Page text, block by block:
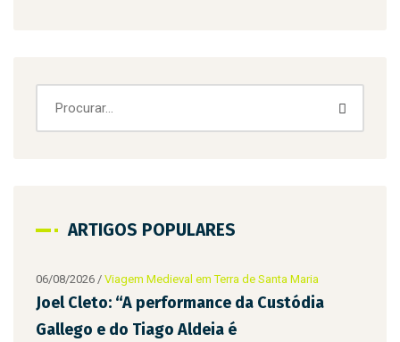
ARTIGOS POPULARES
2026/Viagem Medieval em Terra de Santa Maria
Cleto: “A performance da Custódia
e do Tiago Aldeia é